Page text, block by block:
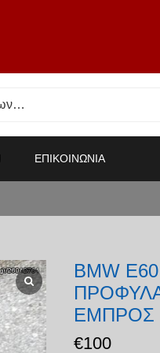
ΕΠΙΚΟΙΝΩΝΙΑ
BMW E60
ΕΜΠΡΟΣ
€100